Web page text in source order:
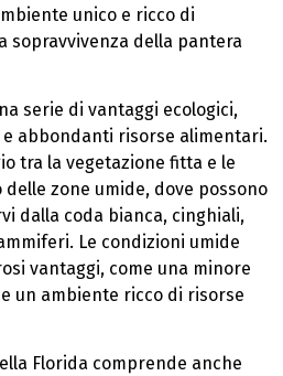
unico e ricco di
sopravvivenza della pantera
serie di vantaggi ecologici,
abbondanti risorse alimentari.
tra la vegetazione fitta e le
delle zone umide, dove possono
dalla coda bianca, cinghiali,
Le condizioni umide
vantaggi, come una minore
un ambiente ricco di risorse
Florida comprende anche